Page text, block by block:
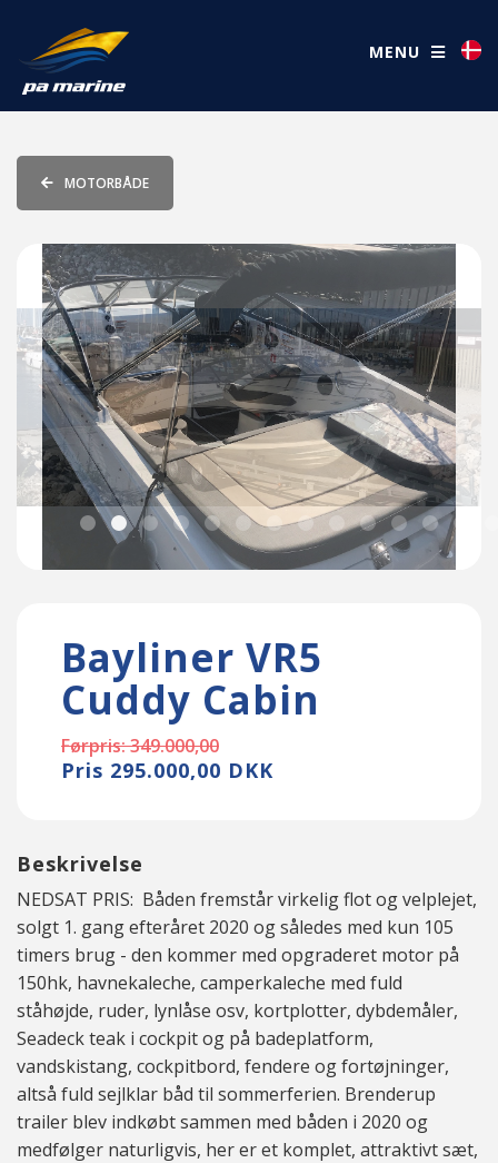
MENU
MOTORBÅDE
Bayliner VR5
Cuddy Cabin
Førpris: 349.000,00
Pris 295.000,00 DKK
Beskrivelse
NEDSAT PRIS: Båden fremstår virkelig flot og velplejet,
solgt 1. gang efteråret 2020 og således med kun 105
timers brug - den kommer med opgraderet motor på
150hk, havnekaleche, camperkaleche med fuld
ståhøjde, ruder, lynlåse osv, kortplotter, dybdemåler,
Seadeck teak i cockpit og på badeplatform,
vandskistang, cockpitbord, fendere og fortøjninger,
altså fuld sejlklar båd til sommerferien. Brenderup
trailer blev indkøbt sammen med båden i 2020 og
medfølger naturligvis, her er et komplet, attraktivt sæt,